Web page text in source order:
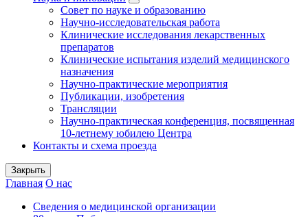
Совет по науке и образованию
Научно-исследовательская работа
Клинические исследования лекарственных
препаратов
Клинические испытания изделий медицинского
назначения
Научно-практические мероприятия
Публикации, изобретения
Трансляции
Научно-практическая конференция, посвященная
10-летнему юбилею Центра
Контакты и схема проезда
Закрыть
Главная О нас
Сведения о медицинской организации